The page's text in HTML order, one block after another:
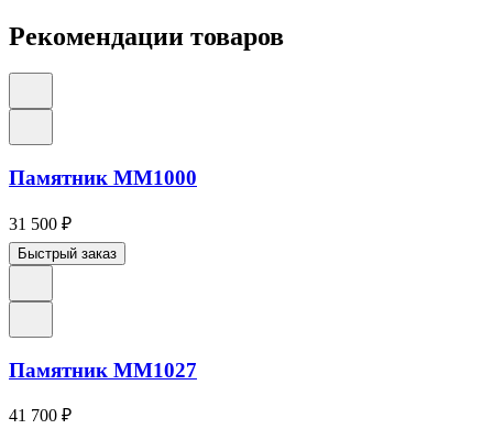
Рекомендации товаров
Памятник ММ1000
31 500 ₽
Быстрый заказ
Памятник ММ1027
41 700 ₽